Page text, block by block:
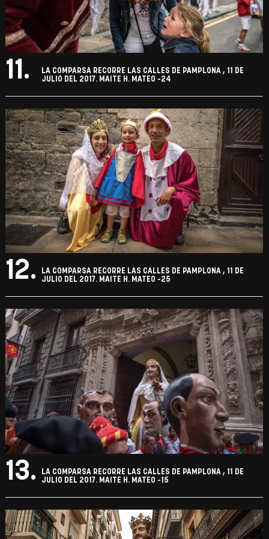
11.
LA COMPARSA RECORRE LAS CALLES DE PAMPLONA , 11 DE
JULIO DEL 2017. MAITE H. MATEO -24
12.
LA COMPARSA RECORRE LAS CALLES DE PAMPLONA , 11 DE
JULIO DEL 2017. MAITE H. MATEO -25
13.
LA COMPARSA RECORRE LAS CALLES DE PAMPLONA , 11 DE
JULIO DEL 2017. MAITE H. MATEO -15